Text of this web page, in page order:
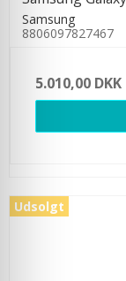
Samsung
8806097827467
5.010,00 DKK
Udsolgt